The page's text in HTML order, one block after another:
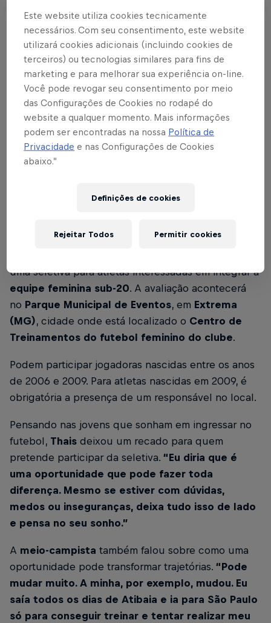
assinei e estou até hoje”
, relembrou.
Logo no primeiro ano peloRed Bull Bragantino,
já disputou competições como Paulista,
Brasileiro Feminino Sub-20, Copinha Feminina e
Brasil Ladies Cup. Para ela, o período foi importante
para o processo de adaptação e amadurecimento.
jogadoratambém destacou a oportunidade de
viver esse momento próximo da família.“Nunca
imaginei e, pra mim, é um privilégio poder viver
uma oportunidade semelhante.O Red Bull
uma seletiva para atletas interessadas em integrar a
equipe feminina sub-20. A avaliação acontecerá
no Parque Municipal de Eventos, em Extrema
(MG), cidade onde está localizado o Centro de
Treinamentos do futebol feminino do clube.
Podem participar jogadoras nascidas entre os anos
de 2006 e 2009. Para atletas nascidas em 2009, é
obrigatória a presença de um responsável no local.
Pensando nas jovens que sonham em ingressar no
futebol, Thais deixou um recado para quem
pretende participar da seletiva. “Eu diria que é
uma oportunidade que pode fazer toda
diferença. Mesmo se estiver com dúvidas,
medos ou inseguranças, deixa tudo isso de lado
e pensa no seu sonho.”
A meio-campista também falou sobre como uma
oportunidade pode transformar trajetórias. “Pode
mudar muito. A minha, por exemplo, mudou. Eu
saía todos os dias de Atibaia e ia para São Paulo
só para conseguir treinar e tentar realizar meu
Este website utiliza cookies tecnicamente
necessários. Com seu consentimento, este website
utilizará cookies adicionais (incluindo cookies de
terceiros) ou tecnologias similares para fins de
marketing e para melhorar sua experiência on-line.
Você pode revogar seu consentimento por meio
das Configurações de Cookies no rodapé do
website a qualquer momento. Mais informações
podem ser encontradas na nossa Política de
Privacidade e nas Configurações de Cookies
abaixo.”
Definições de cookies
Rejeitar Todos Permitir cookies